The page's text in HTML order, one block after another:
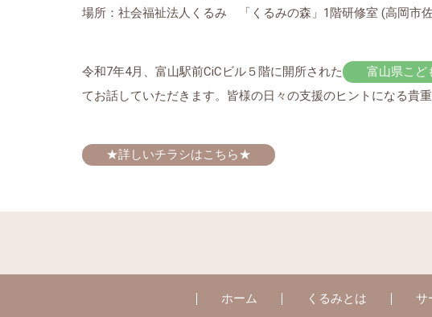
場所：社会福祉法人くるみ 「くるみの森」1階研修室 (高岡市
令和7年4月、富山駅前CiCビル５階に開所された 富山県こど
てお話していただきます。皆様の日々の支援のヒントになる貴
★詳しいチラシはこちら★
ホーム くるみとは サ